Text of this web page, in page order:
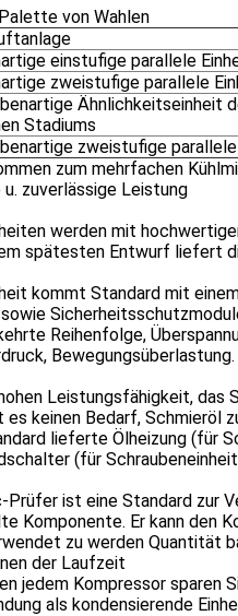
von Wahlen
einstufige parallele
zweistufige parallele
Ähnlichkeitseinheit
Stadiums
zweistufige
zum mehrfachen
zuverlässige Leistung
werden mit
spätesten Entwurf liefert
kommt Standard mit
Reihenfolge,
Bewegungsüberlastung.
Leistungsfähigkeit, das
es keinen Bedarf, Schmieröl
lieferte Ölheizung (für
(für
Prüfer ist eine Standard zur
Komponente. Er kann den
zu werden Quantität
der Laufzeit
jedem Kompressor sparen
als kondensierende